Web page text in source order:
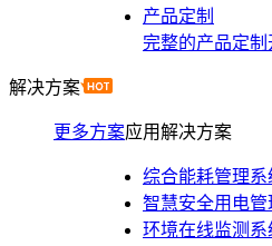
产品定制
完整的产品定制
解决方案
更多方案应用解决方案
综合能耗管理系
智慧安全用电管
环境在线监测系